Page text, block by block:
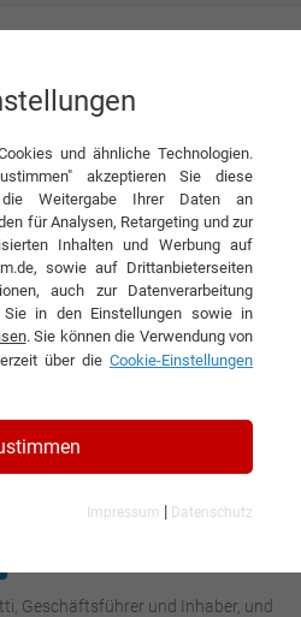
Barchetti
Geschäftsführer und Inhaber, und
und ähnliche Technologien.
akzeptieren Sie diese
Weitergabe Ihrer Daten an
für Analysen, Retargeting und zur
Inhalten und Werbung auf
sowie auf Drittanbieterseiten
auch zur Datenverarbeitung
Sie in den Einstellungen sowie in
. Sie können die Verwendung von
über die Cookie-Einstellungen
Impressum | Datenschutz